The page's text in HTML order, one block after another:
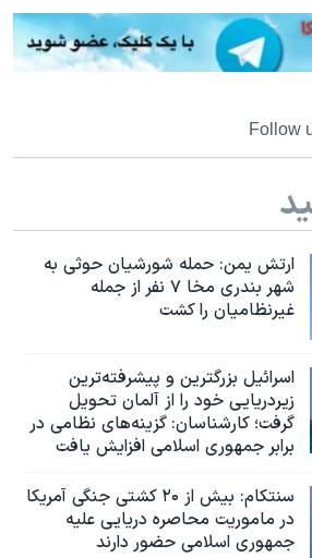
Follow
ارتش یمن: حمله شورشیان حوثی به
شهر بندری مخا ۷ نفر از جمله
غیرنظامیان را کشت
اسرائيل بزرگترین و پیشرفته‌ترین
زیردریایی خود را از آلمان تحویل
گرفت؛ کارشناسان: گزینه‌های نظامی در
برابر جمهوری اسلامی افزایش یافت
سنتکام: بیش از ۲۰ کشتی جنگی آمریکا
در ماموریت محاصره دریایی علیه
جمهوری اسلامی حضور دارند